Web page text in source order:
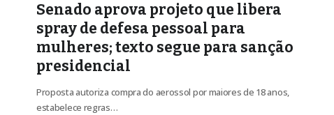
Senado aprova projeto que libera
spray de defesa pessoal para
mulheres; texto segue para sanção
presidencial
Proposta autoriza compra do aerossol por maiores de 18 anos,
estabelece regras…